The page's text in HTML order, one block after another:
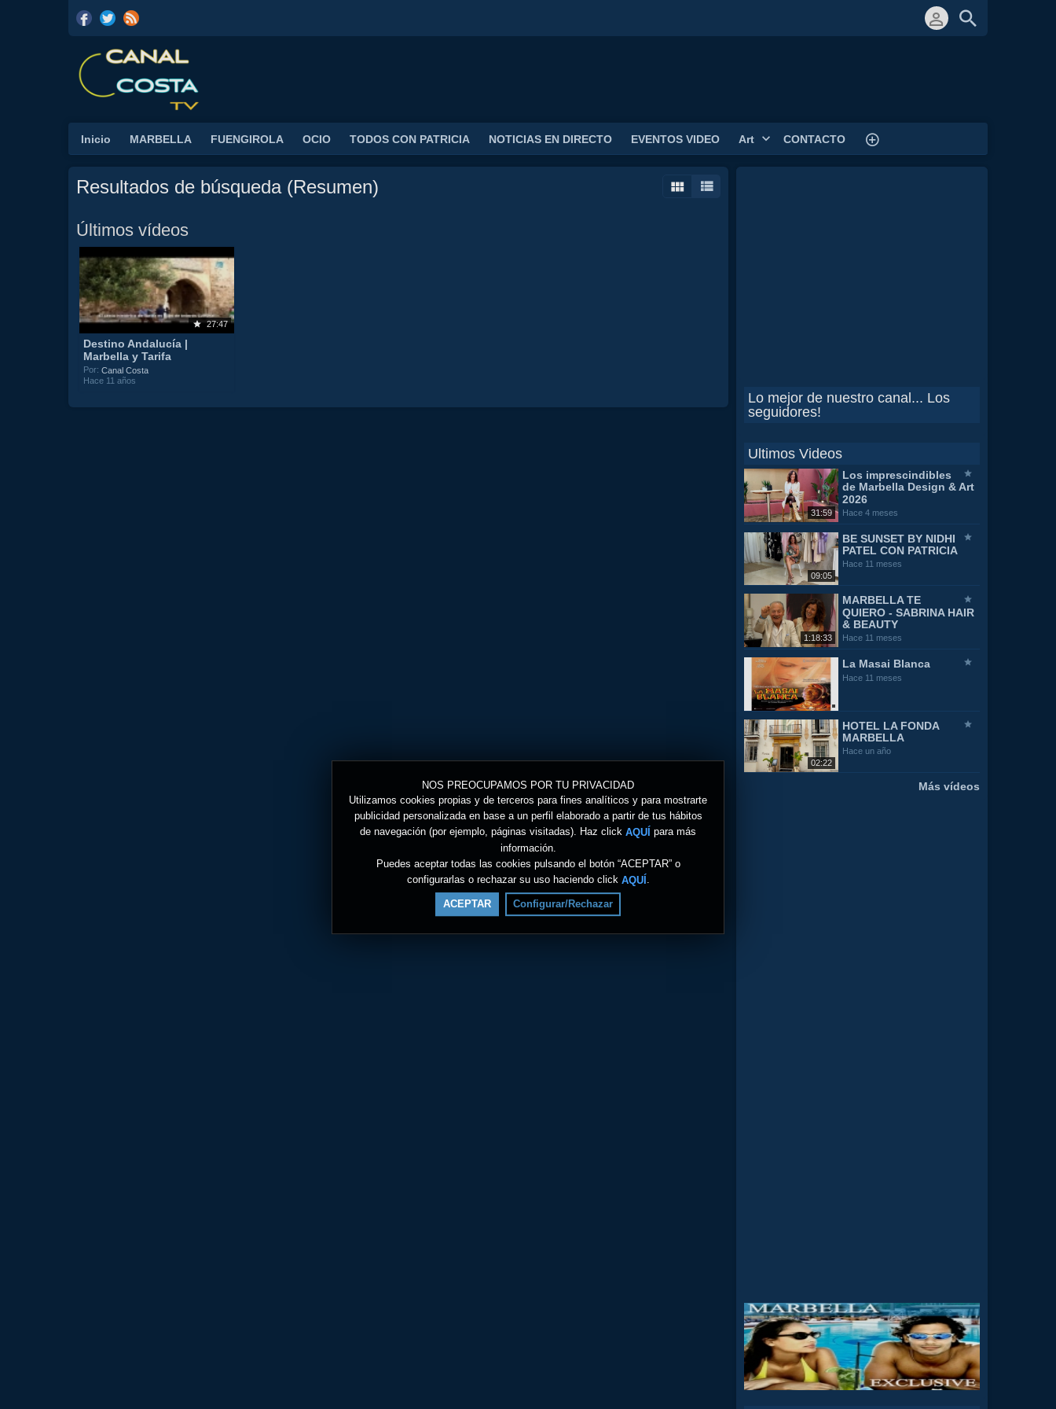
NOS PREOCUPAMOS POR TU PRIVACIDAD
Utilizamos cookies propias y de terceros para fines analíticos y para mostrarte
publicidad personalizada en base a un perfil elaborado a partir de tus hábitos
de navegación (por ejemplo, páginas visitadas). Haz click AQUÍ para más
información.
Puedes aceptar todas las cookies pulsando el botón “ACEPTAR” o
configurarlas o rechazar su uso haciendo click AQUÍ
ACEPTAR Configurar/Rechazar
Inicio MARBELLA FUENGIROLA OCIO TODOS CON PATRICIA NOTICIAS EN DIRECTO EVENTOS VIDEO Art CONTACTO
Resultados de búsqueda (Resumen)
Últimos vídeos
27:47
Destino Andalucía |
Marbella y Tarifa
Por:Canal Costa
Hace 11 años
Lo mejor de nuestro canal... Los
seguidores!
Ultimos Videos
31:59
Los imprescindibles
de Marbella Design & Art
2026
Hace 4 meses
09:05
BE SUNSET BY NIDHI
PATEL CON PATRICIA
Hace 11 meses
1:18:33
MARBELLA TE
QUIERO - SABRINA HAIR
& BEAUTY
Hace 11 meses
La Masai Blanca
Hace 11 meses
02:22
HOTEL LA FONDA
MARBELLA
Hace un año
Más vídeos